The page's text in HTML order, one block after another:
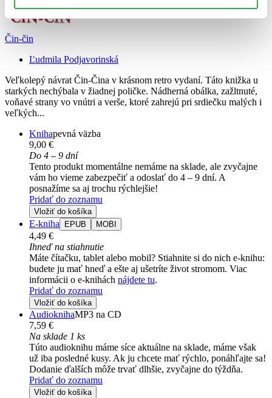
Čin-čin
Ľudmila Podjavorinská
Veľkolepý návrat Čin-Čina v krásnom retro vydaní. Táto knižka u
starkých nechýbala v žiadnej poličke. Nádherná obálka, zažltnuté,
voňavé strany vo vnútri a verše, ktoré zahrejú pri srdiečku malých i
veľkých...
Knihapevná väzba
9,00 €
Do 4 – 9 dní
Tento produkt momentálne nemáme na sklade, ale zvyčajne
vám ho vieme zabezpečiť a odoslať do 4 – 9 dní. A
posnažíme sa aj trochu rýchlejšie!
Pridať do zoznamu
Vložiť do košíka
E-kniha EPUB MOBI
4,49 €
Ihneď na stiahnutie
Máte čítačku, tablet alebo mobil? Stiahnite si do nich e-knihu:
budete ju mať hneď a ešte aj ušetríte život stromom. Viac
informácii o e-knihách nájdete tu.
Pridať do zoznamu
Vložiť do košíka
AudioknihaMP3 na CD
7,59 €
Na sklade 1 ks
Túto audioknihu máme síce aktuálne na sklade, máme však
už iba posledné kusy. Ak ju chcete mať rýchlo, ponáhľajte sa!
Dodanie ďalších môže trvať dlhšie, zvyčajne do týždňa.
Pridať do zoznamu
Vložiť do košíka